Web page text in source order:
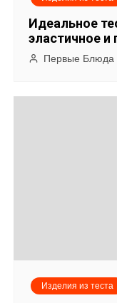
м
Идеальное
эластичное и
Первые Блюда
Изделия из теста